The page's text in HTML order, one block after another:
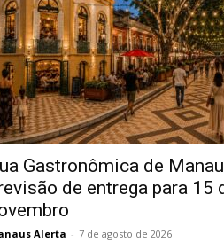
Gastronômica de
de entrega para 15
Alerta - 7 de agosto de 2026